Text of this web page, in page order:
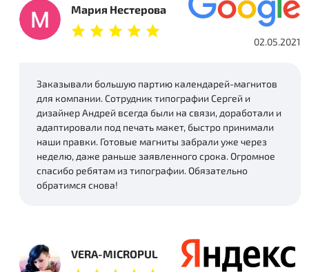
Мария Нестерова
02.05.2021
Заказывали большую партию календарей-магнитов
для компании. Сотрудник типографии Сергей и
дизайнер Андрей всегда были на связи, доработали и
адаптировали под печать макет, быстро принимали
наши правки. Готовые магниты забрали уже через
неделю, даже раньше заявленного срока. Огромное
спасибо ребятам из типографии. Обязательно
обратимся снова!
VERA-MICROPUL